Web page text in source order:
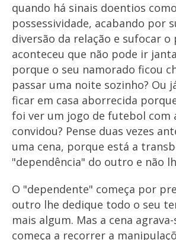
quando há sinais doentios
possessividade, acabando por
diversão da relação e sufocar o
aconteceu que não pode ir
porque o seu namorado ficou
passar uma noite sozinho? Ou
ficar em casa aborrecida
foi ver um jogo de futebol com
convidou? Pense duas vezes
uma cena, porque está a
"dependência" do outro e não
O "dependente" começa por
outro lhe dedique todo o seu
mais algum. Mas a cena
começa a recorrer a